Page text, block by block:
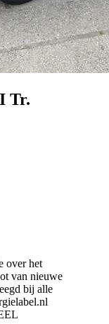
Tr.
over het
van nieuwe
bij alle